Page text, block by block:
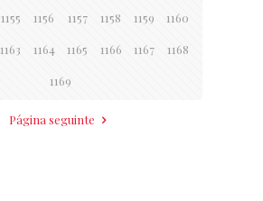
1155 1156 1157 1158 1159 1160
1163 1164 1165 1166 1167 1168
1169
Página seguinte